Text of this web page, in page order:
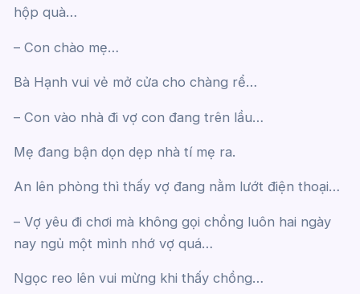
hộp quà…
– Con chào mẹ…
Bà Hạnh vui vẻ mở cửa cho chàng rể…
– Con vào nhà đi vợ con đang trên lầu…
Mẹ đang bận dọn dẹp nhà tí mẹ ra.
An lên phòng thì thấy vợ đang nằm lướt điện thoại…
– Vợ yêu đi chơi mà không gọi chồng luôn hai ngày
nay ngủ một mình nhớ vợ quá…
Ngọc reo lên vui mừng khi thấy chồng…